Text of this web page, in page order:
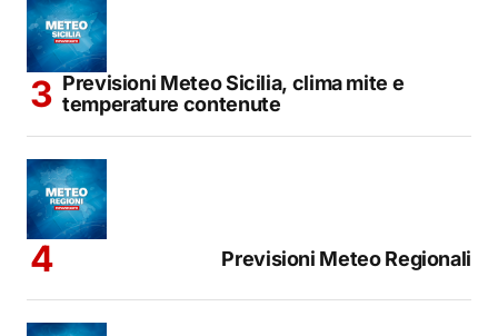
Previsioni Meteo Sicilia, clima mite e
temperature contenute
Previsioni Meteo Regionali